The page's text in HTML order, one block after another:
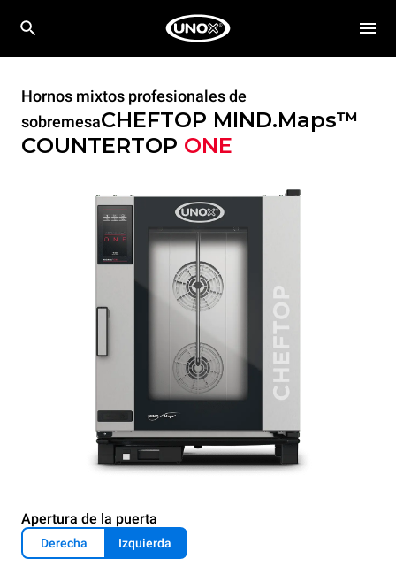
Hornos mixtos profesionales de
sobremesaCHEFTOP MIND.Maps™
COUNTERTOP ONE
Apertura de la puerta
Derecha Izquierda